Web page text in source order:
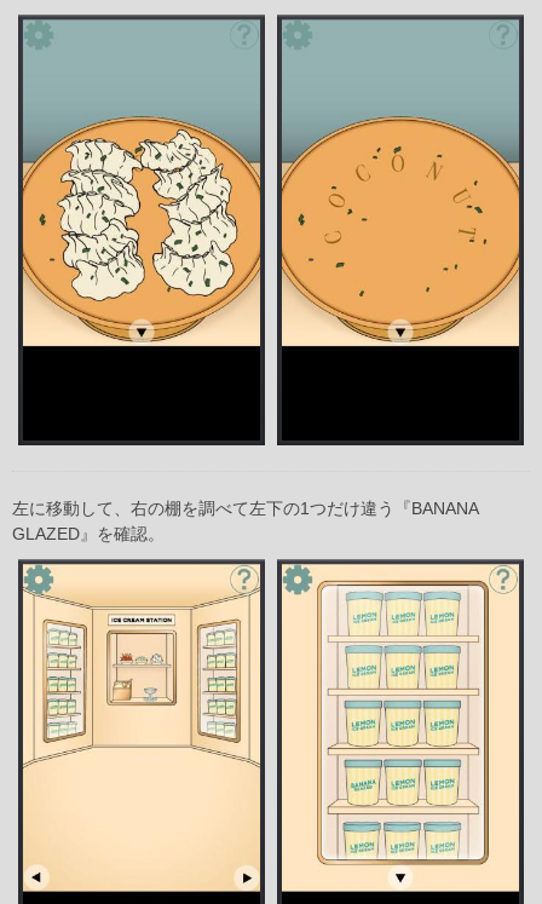
左に移動して、右の棚を調べて左下の1つだけ違う『BANANA
GLAZED』を確認。